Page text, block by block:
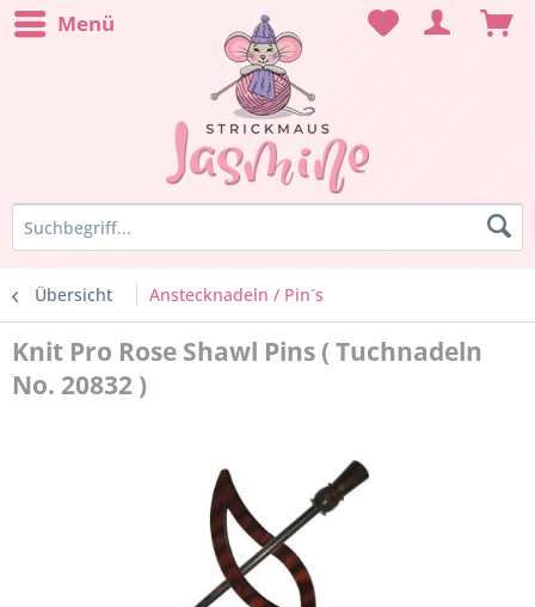
Menü
Übersicht Anstecknadeln / Pin´s
Knit Pro Rose Shawl Pins ( Tuchnadeln
No. 20832 )